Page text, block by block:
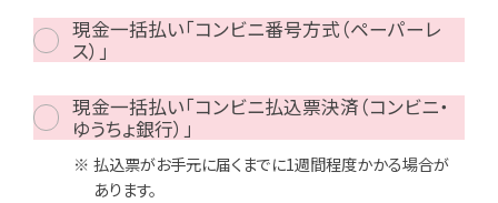
現金一括払い「コンビニ番号方式（ペーパーレ
ス）」
現金一括払い「コンビニ払込票決済（コンビニ・
ゆうちょ銀行）」
払込票がお手元に届くまでに1週間程度かかる場合が
あります。